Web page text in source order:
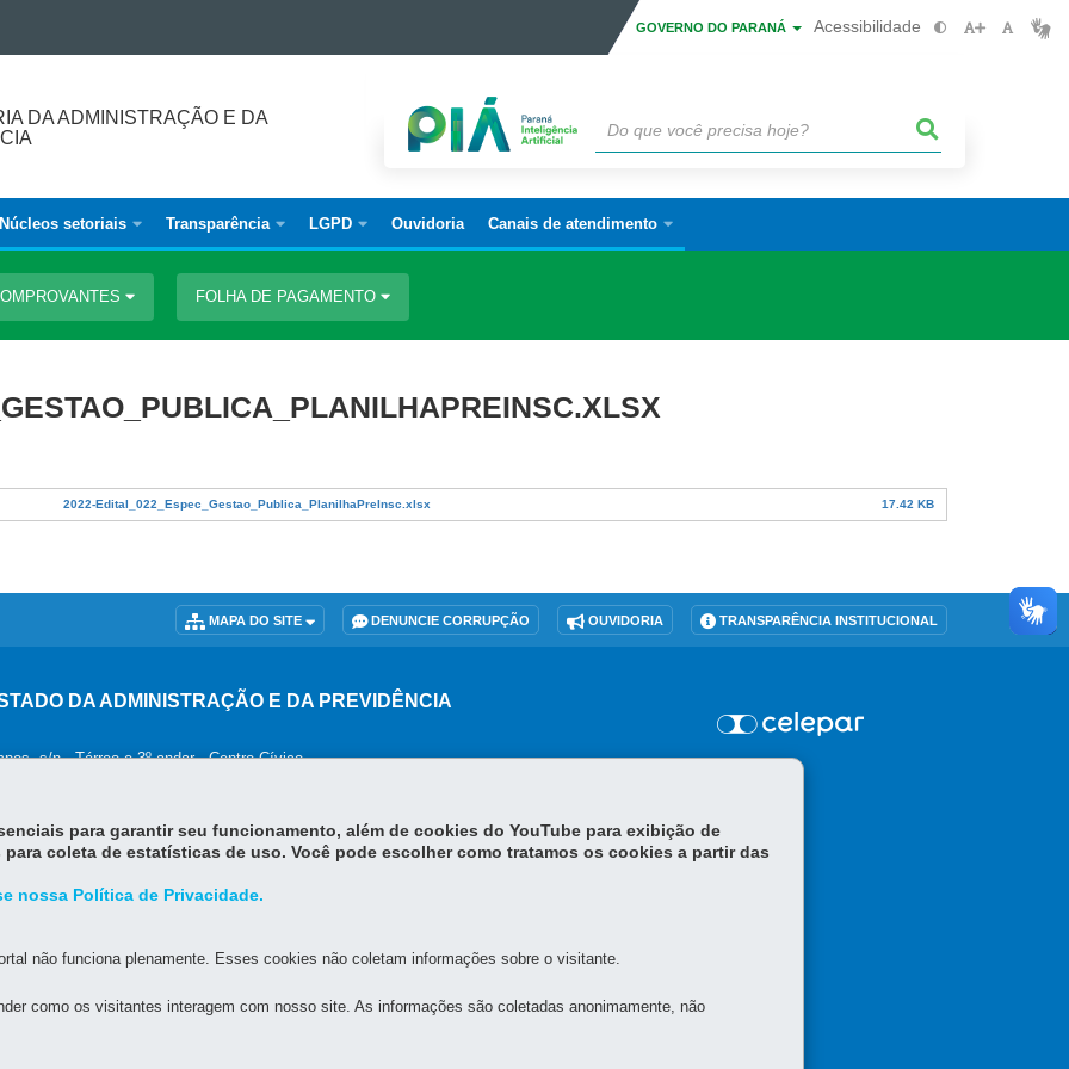
GOVERNO DO PARANÁ Acessibilidade
DA ADMINISTRAÇÃO E DA
Núcleos setoriais Transparência LGPD Ouvidoria Canais de atendimento
FOLHA DE PAGAMENTO
2022-Edital_022_Espec_Gestao_Publica_PlanilhaPreInsc.xlsx 17.42 KB
MAPA DO SITE DENUNCIE CORRUPÇÃO OUVIDORIA TRANSPARÊNCIA INSTITUCIONAL
DA ADMINISTRAÇÃO E DA PREVIDÊNCIA
s/n - Térreo e 3º andar - Centro Cívico
de atendimento: 8h30 a 12h e 13h30 a 18h
para garantir seu funcionamento, além de cookies do YouTube para exibição de
coleta de estatísticas de uso. Você pode escolher como tratamos os cookies a partir das
nossa Política de Privacidade.
não funciona plenamente. Esses cookies não coletam informações sobre o visitante.
como os visitantes interagem com nosso site. As informações são coletadas anonimamente, não